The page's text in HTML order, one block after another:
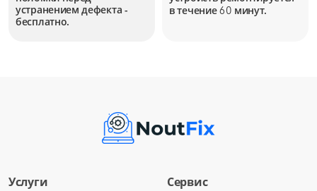
устранением дефекта -
бесплатно.
в течение60 минут.
Услуги
Сервис